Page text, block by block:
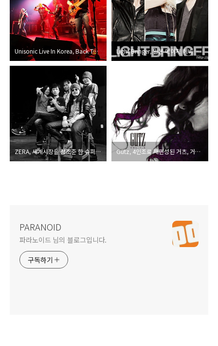
Unisonic Live In Korea, Back To the 80’s Metal! Light Bringer, 일본 메이저 헤비메틀 씬의 기대주가 선보이는 창세기(Genesis)
ZERA, 세계시장을 정조준 한 슈퍼그룹 Gutz, 4인조로 재편성된 거츠, 거친 질감의 EP로 귀환.
PARANOID
파라노이드 님의 블로그입니다.
구독하기